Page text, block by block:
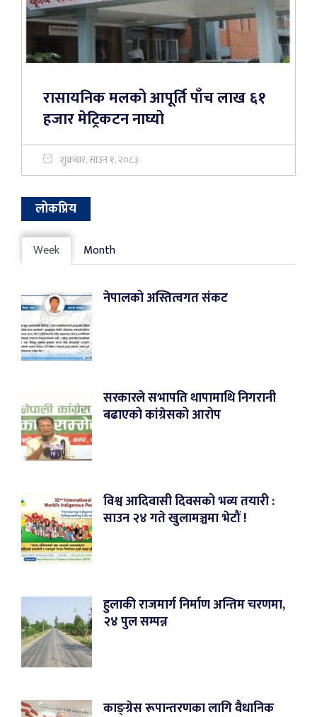
रासायनिक मलको आपूर्ति पाँच लाख ६१
हजार मेट्रिकटन नाघ्यो
शुक्रबार, साउन १, २०८३
लोकप्रिय
Week Month
नेपालको अस्तित्वगत संकट
सरकारले सभापति थापामाथि निगरानी
बढाएको कांग्रेसको आरोप
विश्व आदिवासी दिवसको भव्य तयारी :
साउन २४ गते खुलामञ्चमा भेटौं !
हुलाकी राजमार्ग निर्माण अन्तिम चरणमा,
२४ पुल सम्पन्न
काङ्ग्रेस रूपान्तरणका लागि वैधानिक